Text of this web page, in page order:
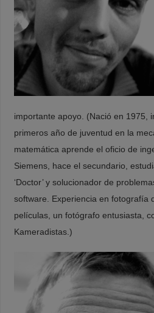
importante apoyo. (Nació en 1975,
primeros año de juventud en la
matemática aprende el oficio de
Siemens, hace el secundario,
‘Doctor’ y solucionador de
software. Experiencia en fotografía
películas, un fotógrafo entusiasta,
Kameradistas.)